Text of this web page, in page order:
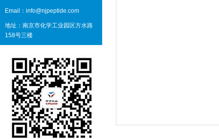
Email：info@njpeptide.com
地址：南京市化学工业园区方水路
158号三楼